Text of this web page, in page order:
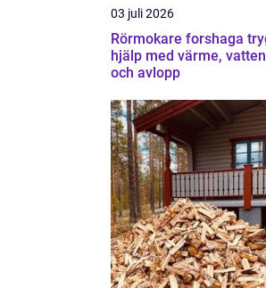
03 juli 2026
Rörmokare forshaga trygg
hjälp med värme, vatten
och avlopp